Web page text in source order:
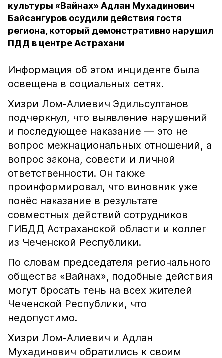
культуры «Вайнах» Адлан Мухадинович
Байсангуров осудили действия гостя
региона, который демонстративно нарушил
ПДД в центре Астрахани
Информация об этом инциденте была
освещена в социальных сетях.
Хизри Лом-Алиевич Эдильсултанов
подчеркнул, что выявление нарушений
и последующее наказание — это не
вопрос межнациональных отношений, а
вопрос закона, совести и личной
ответственности. Он также
проинформировал, что виновник уже
понёс наказание в результате
совместных действий сотрудников
ГИБДД Астраханской области и коллег
из Чеченской Республики.
По словам председателя регионального
общества «Вайнах», подобные действия
могут бросать тень на всех жителей
Чеченской Республики, что
недопустимо.
Хизри Лом-Алиевич и Адлан
Мухадинович обратились к своим